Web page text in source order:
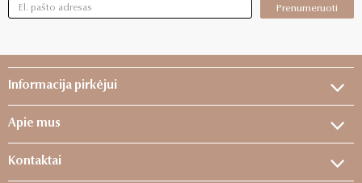
Prenumeruoti
Informacija pirkėjui
Apie mus
Kontaktai